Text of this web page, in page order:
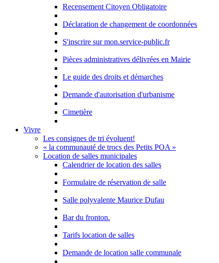
Recensement Citoyen Obligatoire
Déclaration de changement de coordonnées
S'inscrire sur mon.service-public.fr
Pièces administratives délivrées en Mairie
Le guide des droits et démarches
Demande d'autorisation d'urbanisme
Cimetière
Vivre
Les consignes de tri évoluent!
« la communauté de trocs des Petits POA »
Location de salles municipales
Calendrier de location des salles
Formulaire de réservation de salle
Salle polyvalente Maurice Dufau
Bar du fronton.
Tarifs location de salles
Demande de location salle communale